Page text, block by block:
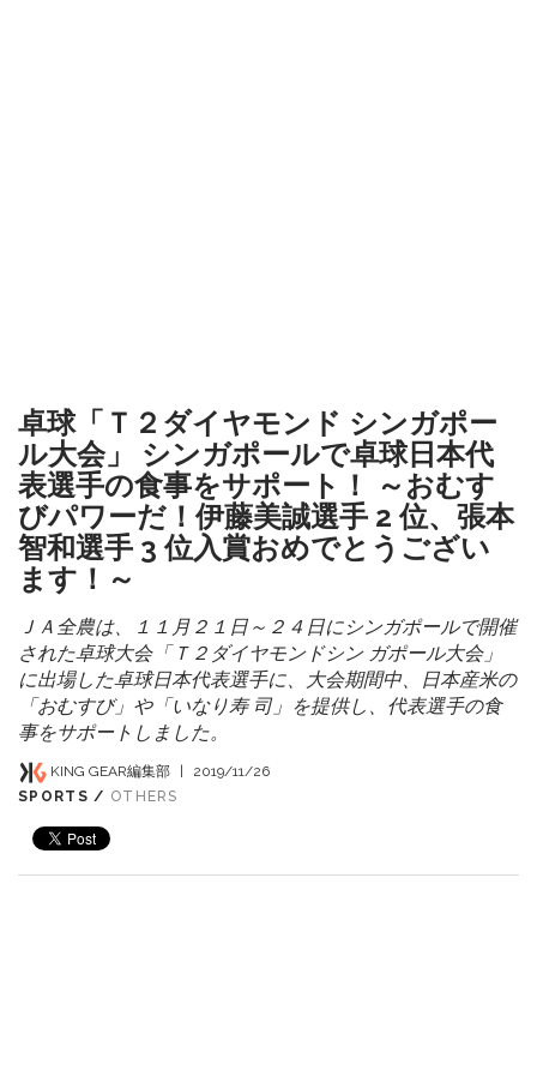
卓球「Ｔ２ダイヤモンド シンガポー
ル大会」 シンガポールで卓球日本代
表選手の食事をサポート！ ～おむす
びパワーだ！伊藤美誠選手 2 位、張本
智和選手 3 位入賞おめでとうござい
ます！～
ＪＡ全農は、１１月２１日～２４日にシンガポールで開催
された卓球大会「Ｔ２ダイヤモンドシン ガポール大会」
に出場した卓球日本代表選手に、大会期間中、日本産米の
「おむすび」や「いなり寿 司」を提供し、代表選手の食
事をサポートしました。
KING GEAR編集部 |
2019/11/26
SPORTS / OTHERS